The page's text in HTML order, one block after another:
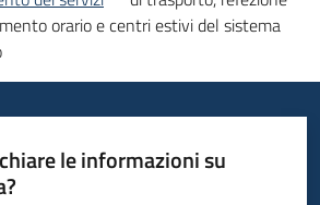
orario e centri estivi del sistema
le informazioni su